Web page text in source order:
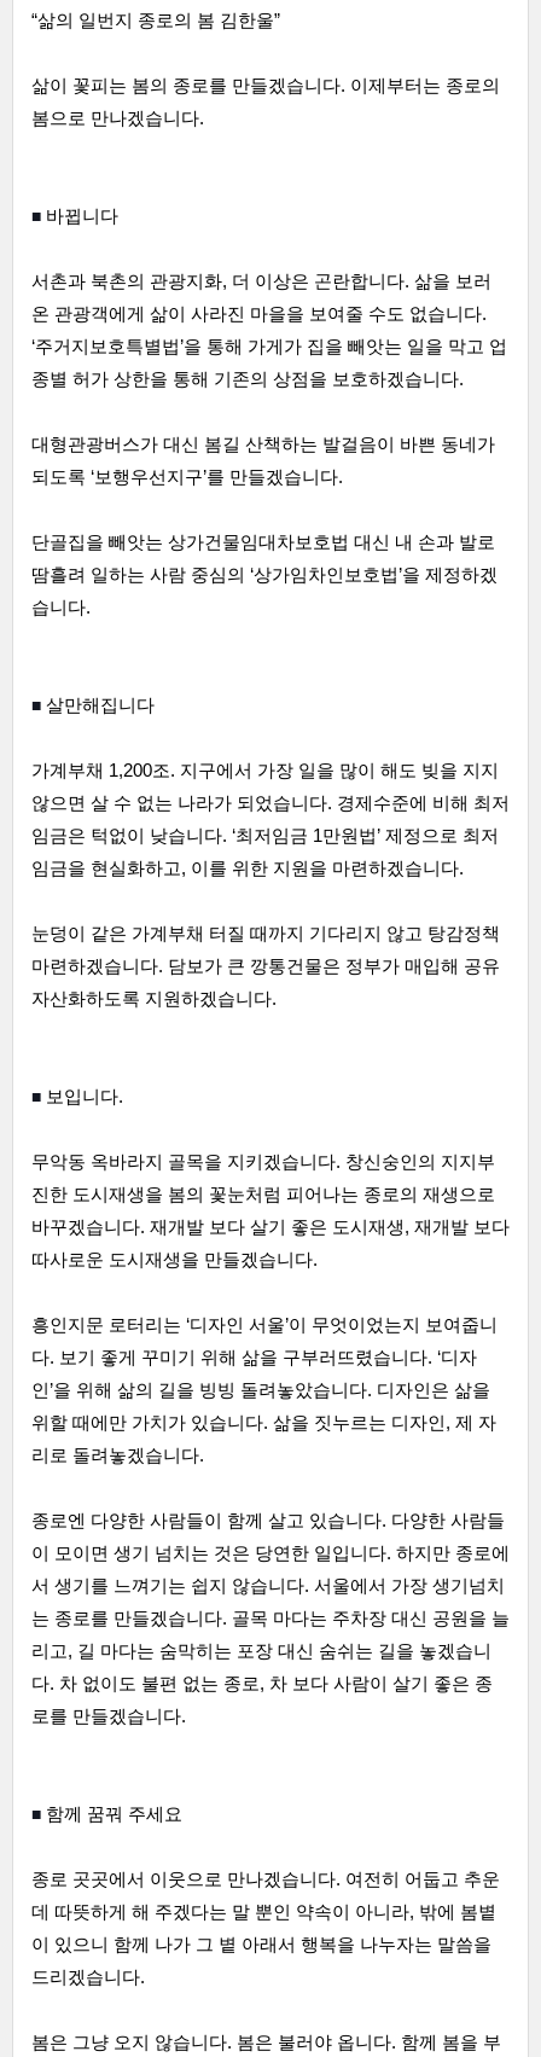
“삶의 일번지 종로의 봄 김한울”
삶이 꽃피는 봄의 종로를 만들겠습니다. 이제부터는 종로의
봄으로 만나겠습니다.
■ 바뀝니다
서촌과 북촌의 관광지화, 더 이상은 곤란합니다. 삶을 보러
온 관광객에게 삶이 사라진 마을을 보여줄 수도 없습니다.
‘주거지보호특별법’을 통해 가게가 집을 빼앗는 일을 막고 업
종별 허가 상한을 통해 기존의 상점을 보호하겠습니다.
대형관광버스가 대신 봄길 산책하는 발걸음이 바쁜 동네가
되도록 ‘보행우선지구’를 만들겠습니다.
단골집을 빼앗는 상가건물임대차보호법 대신 내 손과 발로
땀흘려 일하는 사람 중심의 ‘상가임차인보호법’을 제정하겠
습니다.
■ 살만해집니다
가계부채 1,200조. 지구에서 가장 일을 많이 해도 빚을 지지
않으면 살 수 없는 나라가 되었습니다. 경제수준에 비해 최저
임금은 턱없이 낮습니다. ‘최저임금 1만원법’ 제정으로 최저
임금을 현실화하고, 이를 위한 지원을 마련하겠습니다.
눈덩이 같은 가계부채 터질 때까지 기다리지 않고 탕감정책
마련하겠습니다. 담보가 큰 깡통건물은 정부가 매입해 공유
자산화하도록 지원하겠습니다.
■ 보입니다.
무악동 옥바라지 골목을 지키겠습니다. 창신숭인의 지지부
진한 도시재생을 봄의 꽃눈처럼 피어나는 종로의 재생으로
바꾸겠습니다. 재개발 보다 살기 좋은 도시재생, 재개발 보다
따사로운 도시재생을 만들겠습니다.
흥인지문 로터리는 ‘디자인 서울’이 무엇이었는지 보여줍니
다. 보기 좋게 꾸미기 위해 삶을 구부러뜨렸습니다. ‘디자
인’을 위해 삶의 길을 빙빙 돌려놓았습니다. 디자인은 삶을
위할 때에만 가치가 있습니다. 삶을 짓누르는 디자인, 제 자
리로 돌려놓겠습니다.
종로엔 다양한 사람들이 함께 살고 있습니다. 다양한 사람들
이 모이면 생기 넘치는 것은 당연한 일입니다. 하지만 종로에
서 생기를 느껴기는 쉽지 않습니다. 서울에서 가장 생기넘치
는 종로를 만들겠습니다. 골목 마다는 주차장 대신 공원을 늘
리고, 길 마다는 숨막히는 포장 대신 숨쉬는 길을 놓겠습니
다. 차 없이도 불편 없는 종로, 차 보다 사람이 살기 좋은 종
로를 만들겠습니다.
■ 함께 꿈꿔 주세요
종로 곳곳에서 이웃으로 만나겠습니다. 여전히 어둡고 추운
데 따뜻하게 해 주겠다는 말 뿐인 약속이 아니라, 밖에 봄볕
이 있으니 함께 나가 그 볕 아래서 행복을 나누자는 말씀을
드리겠습니다.
봄은 그냥 오지 않습니다. 봄은 불러야 옵니다. 함께 봄을 부